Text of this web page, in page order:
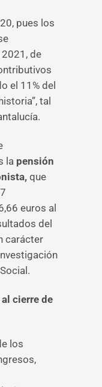
pues los
2021, de
el 11% del
tal
la pensión
que
euros al
del
carácter
cierre de
los